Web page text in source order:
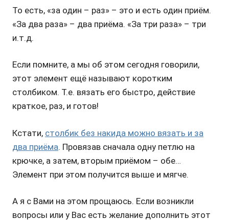
То есть, «за один – раз» – это и есть один приём.
«За два раза» – два приёма. «За три раза» – три
и.т.д.
Если помните, а мы об этом сегодня говорили,
этот элемент ещё называют коротким
столбиком. Т.е. вязать его быстро, действие
краткое, раз, и готов!
Кстати, столбик без накида можно вязать и за
два приёма. Провязав сначала одну петлю на
крючке, а затем, вторым приёмом – обе…
Элемент при этом получится выше и мягче.
А я с Вами на этом прощаюсь. Если возникли
вопросы или у Вас есть желание дополнить этот